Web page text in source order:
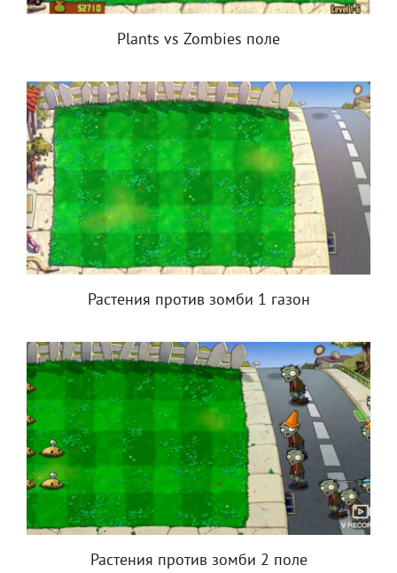
Plants vs Zombies поле
Растения против зомби 1 газон
Растения против зомби 2 поле